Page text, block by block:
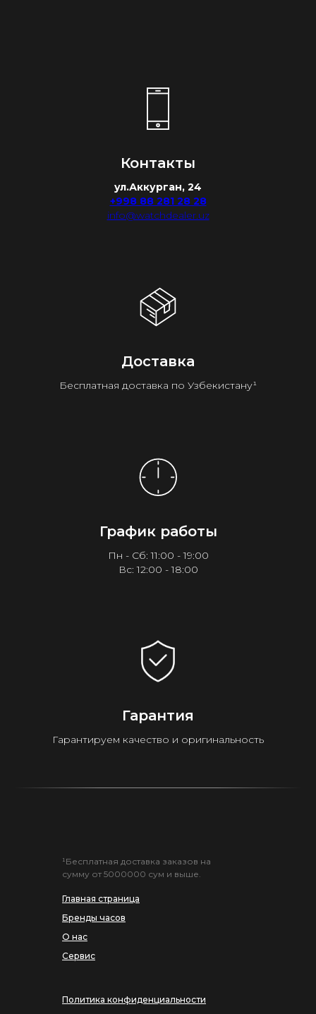
Контакты
ул.Аккурган, 24
+998 88 281 28 28
info@watchdealer.uz
Доставка
Бесплатная доставка по Узбекистану¹
График работы
Пн - Сб: 11:00 - 19:00
Вс: 12:00 - 18:00
Гарантия
Гарантируем качество и оригинальность
Главная страница
Бренды часов
О нас
Сервис
¹Бесплатная доставка заказов на
сумму от 5000000 сум и выше.
Политика конфиденциальности